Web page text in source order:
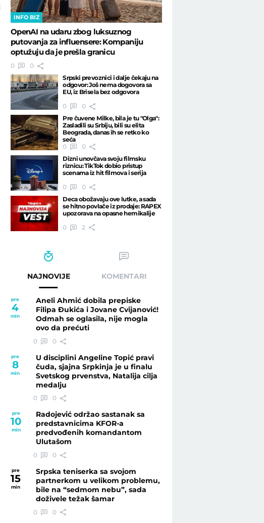
Biznis
INFO BIZ
OpenAI na udaru zbog luksuznog
putovanja za influensere: Kompaniju
optužuju da je prešla granicu
0
0
Srpski prevoznici i dalje čekaju na
odgovor: Još nema dogovora sa
EU, iz Brisela bez odgovora
0
0
Pre čuvene Milke, bila je tu "Olga":
Zasladili su Srbiju, bili su elita
Beograda, danas ih se retko ko
seća
0
0
Dizni unovčava svoju filmsku
riznicu: TikTok dobio pristup
scenama iz hit filmova i serija
0
0
Deca obožavaju ove lutke, a sada
se hitno povlače iz prodaje: RAPEX
upozorava na opasne hemikalije
0
2
NAJNOVIJE KOMENTARI
pre
4
min
Aneli Ahmić dobila prepiske
Filipa Đukića i Jovane Cvijanović!
Odmah se oglasila, nije mogla
ovo da prećuti
0 0
pre
8
min
U disciplini Angeline Topić pravi
čuda, sjajna Srpkinja je u finalu
Svetskog prvenstva, Natalija cilja
medalju
0 0
pre
10
min
Radojević održao sastanak sa
predstavnicima KFOR-a
predvođenih komandantom
Ulutašom
0 0
pre
15
min
Srpska teniserka sa svojom
partnerkom u velikom problemu,
bile na “sedmom nebu”, sada
doživele težak šamar
0 0